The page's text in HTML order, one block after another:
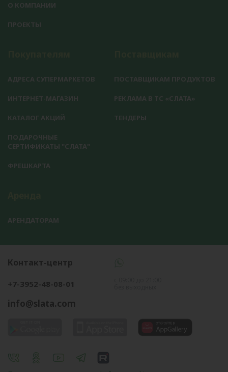
О КОМПАНИИ
ПРОЕКТЫ
АДРЕСА СУПЕРМАРКЕТОВ
ИНТЕРНЕТ-МАГАЗИН
КАТАЛОГ АКЦИЙ
ПОДАРОЧНЫЕ
СЕРТИФИКАТЫ "СЛАТА"
ФРЕШКАРТА
ПОСТАВЩИКАМ ПРОДУКТОВ
РЕКЛАМА В ТС «СЛАТА»
ТЕНДЕРЫ
АРЕНДАТОРАМ
Контакт-центр
+7-3952-48-08-01
info@slata.com